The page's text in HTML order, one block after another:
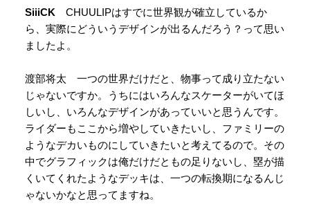
SiiiCK CHUULIPはすでに世界観が確立しているか
ら、実際にどういうデザインが出るんだろう？って思い
ましたよ。
渡部将太 一つの世界だけだと、物事って成り立たない
じゃないですか。うちにはいろんなスケーターがいてほ
しいし、いろんなデザインがあっていいと思うんです。
ライダーもここから増やしていきたいし、ファミリーの
ようなデカいものにしていきたいと考えてるので。その
中でグラフィックは俺だけだともの足りないし、塁が描
くいてくれたようなデッキは、一つの転換期になるんじ
ゃないかなと思ってますね。